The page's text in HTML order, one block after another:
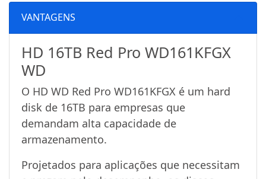
VANTAGENS
HD 16TB Red Pro WD161KFGX
WD
O HD WD Red Pro WD161KFGX é um hard
disk de 16TB para empresas que
demandam alta capacidade de
armazenamento.
Projetados para aplicações que necessitam